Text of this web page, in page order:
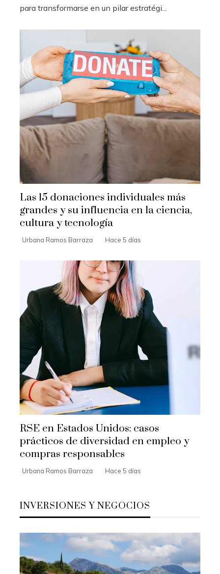
para transformarse en un pilar estratégi...
Las 15 donaciones individuales más
grandes y su influencia en la ciencia,
cultura y tecnología
Urbana Ramos Barraza Hace 5 días
RSE en Estados Unidos: casos
prácticos de diversidad en empleo y
compras responsables
Urbana Ramos Barraza Hace 5 días
INVERSIONES Y NEGOCIOS